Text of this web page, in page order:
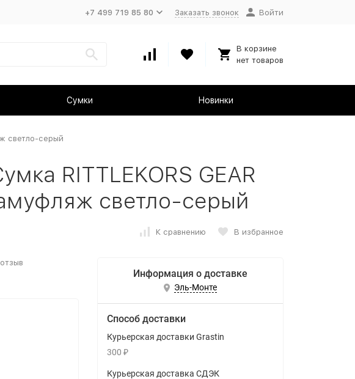
+7 499 719 85 80 Заказать звонок Войти
В корзине
нет товаров
Сумки Новинки
светло-серый
RITTLEKORS GEAR
светло-серый
К сравнению В избранное
Информация о доставке
Эль-Монте
Способ доставки
Курьерская доставки Grastin
300 ₽
Курьерская доставка СДЭК